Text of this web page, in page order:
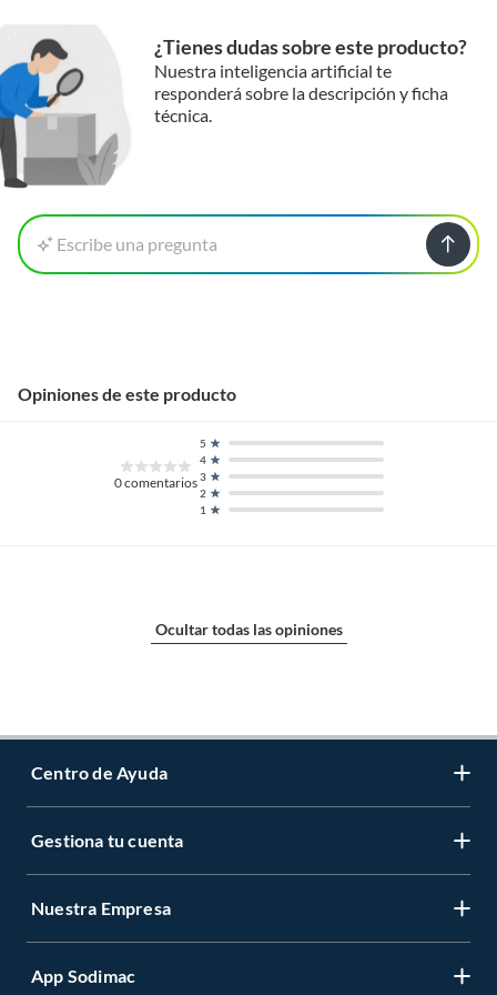
¿Tienes dudas sobre este producto?
Nuestra inteligencia artificial te
responderá sobre la descripción y ficha
técnica.
Escribe una pregunta
Opiniones de este producto
0comentarios
1
2
3
4
5
Ocultar todas las opiniones
Centro de Ayuda
Servicio al Cliente
Venta a empresas
Gestiona tu cuenta
Gestiona tu cuenta
Nuestra Empresa
Nuestras tiendas
App Sodimac